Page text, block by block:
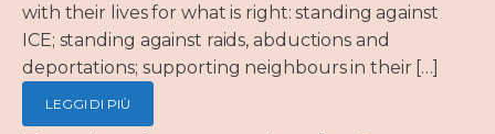
with their lives for what is right: standing against
ICE; standing against raids, abductions and
deportations; supporting neighbours in their […]
LEGGI DI PIÙ